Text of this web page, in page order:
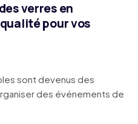
verres en
pour vos
sont devenus des
des événements de